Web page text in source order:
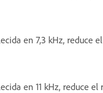
en 7,3 kHz, reduce
en 11 kHz, reduce el